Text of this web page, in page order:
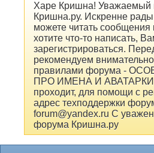
Харе Кришна! Уважаемый
Кришна.ру. Искренне
можете читать
хотите что-то написать,
зарегистрироваться.
рекомендуем
правилами форума -
ПРО ИМЕНА И АВАТАРКИ.
проходит, для помощи с
адрес техподдержки
forum@yandex.ru С
форума Кришна.ру